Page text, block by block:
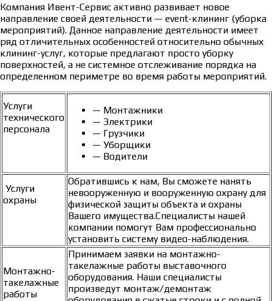
Компания Ивент-Сервис активно развивает новое
направление своей деятельности — event-клининг (уборка
мероприятий). Данное направление деятельности имеет
ряд отличительных особенностей относительно обычных
клининг-услуг, которые предлагают просто уборку
поверхностей, а не системное отслеживание порядка на
определенном периметре во время работы мероприятий.
Услуги
технического
персонала
— Монтажники
— Электрики
— Грузчики
— Уборщики
— Водители
Услуги
охраны
Обратившись к нам, Вы сможете нанять
невооруженную и вооруженную охрану для
физической защиты объекта и охраны
Вашего имущества.Специалисты нашей
компании помогут Вам профессионально
установить систему видео-наблюдения.
Монтажно-
такелажные
работы
Принимаем заявки на монтажно-
такелажные работы выставочного
оборудования. Наши специалисты
произведут монтаж/демонтаж